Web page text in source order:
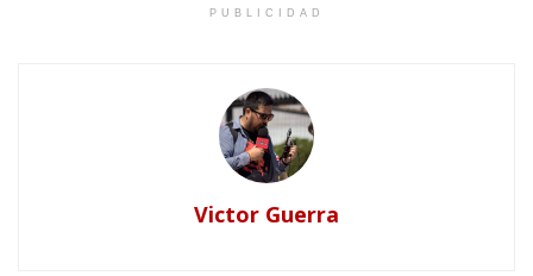
PUBLICIDAD
Victor Guerra